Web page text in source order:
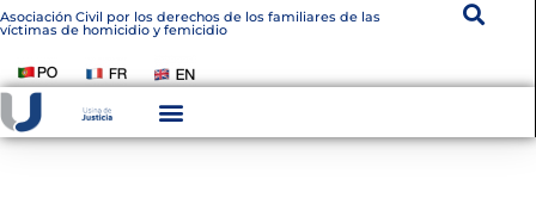
Asociación Civil por los derechos de los familiares de las
víctimas de homicidio y femicidio